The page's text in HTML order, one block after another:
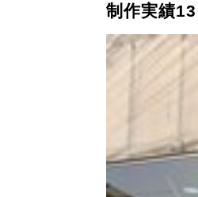
制作実績13